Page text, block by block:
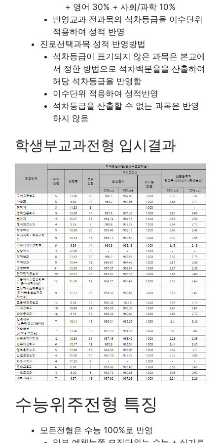
+ 영어 30% + 사회/과학 10%
반영교과 전과목의 석차등급을 이수단위
적용하여 성적 반영
진로선택과목 성적 반영방법
석차등급이 표기되지 않은 과목은 본교에
서 정한 방법으로 석차백분율을 산출하여
해당 석차등급을 반영함
이수단위 적용하여 성적반영
석차등급을 산출할 수 없는 과목은 반영
하지 않음
학생부교과전형 입시결과
수능위주전형 특징
모든전형은 수능 100%로 반영